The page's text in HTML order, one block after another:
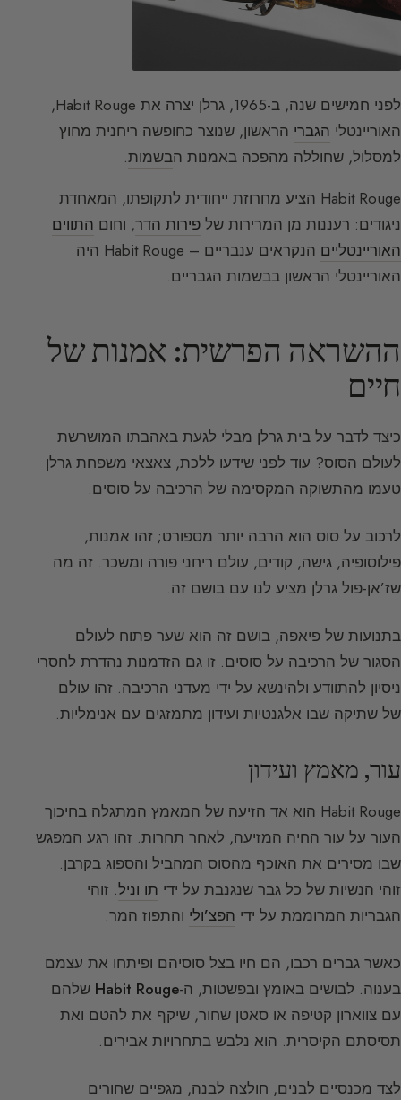
לפני חמישים שנה, ב-1965, גרלן יצרה את Habit Rouge,
האוריינטלי הגברי הראשון, שנוצר כחופשה ריחנית מחוץ
למסלול, שחוללה מהפכה באמנות הבשמות.
Habit Rouge הציע מחרוזת ייחודית לתקופתו, המאחדת
ניגודים: רעננות מן המרירות של פירות הדר, וחום התווים
האוריינטליים
הנקראים ענבריים – Habit Rouge היה
האוריינטלי הראשון בבשמות הגבריים.
ההשראה הפרשית: אמנות של
חיים
כיצד לדבר על בית גרלן מבלי לגעת באהבתו המושרשת
לעולם הסוס? עוד לפני שידעו ללכת, צאצאי משפחת גרלן
טעמו מהתשוקה המקסימה של הרכיבה על סוסים.
לרכוב על סוס הוא הרבה יותר מספורט; זהו אמנות,
פילוסופיה, גישה, קודים, עולם ריחני פורה ומשכר. זה מה
שז’אן-פול גרלן מציע לנו עם בושם זה.
בתנועות של פיאפה, בושם זה הוא שער פתוח לעולם
הסגור של הרכיבה על סוסים. זו גם הזדמנות נהדרת לחסרי
ניסיון להתוודע ולהינשא על ידי מעדני הרכיבה. זהו עולם
של שתיקה שבו אלגנטיות ועידון מתמזגים עם אנימליות.
עור, מאמץ ועידון
Habit Rouge הוא אד הזיעה של המאמץ המתגלה בחיכוך
העור על עור החיה המזיעה, לאחר תחרות. זהו רגע המפגש
שבו מסירים את האוכף מהסוס המהביל והספוג בקרבן.
זוהי הנשיות של כל גבר שנגנבת על ידי תו וניל. זוהי
הגבריות המרוממת על ידי הפצ’ולי והתפוז המר.
כאשר גברים רכבו, הם חיו בצל סוסיהם ופיתחו את עצמם
בענוה. לבושים באומץ ובפשטות, ה-Habit Rouge שלהם
עם צווארון קטיפה או סאטן שחור, שיקף את להטם ואת
תסיסתם הקיסרית. הוא נלבש בתחרויות אבירים.
לצד מכנסיים לבנים, חולצה לבנה, מגפיים שחורים